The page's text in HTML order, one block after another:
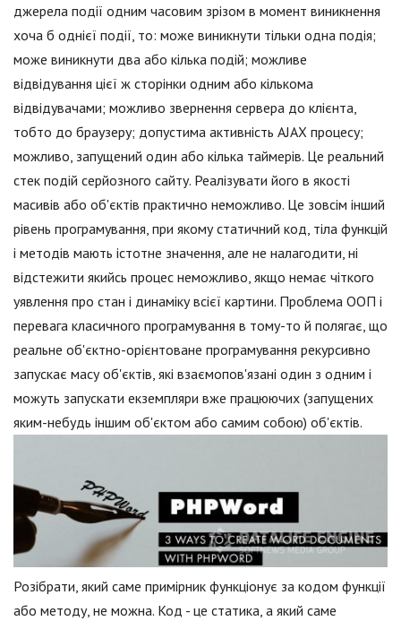
джерела події одним часовим зрізом в момент виникнення
хоча б однієї події, то: може виникнути тільки одна подія;
може виникнути два або кілька подій; можливе
відвідування цієї ж сторінки одним або кількома
відвідувачами; можливо звернення сервера до клієнта,
тобто до браузеру; допустима активність AJAX процесу;
можливо, запущений один або кілька таймерів. Це реальний
стек подій серйозного сайту. Реалізувати його в якості
масивів або об'єктів практично неможливо. Це зовсім інший
рівень програмування, при якому статичний код, тіла функцій
і методів мають істотне значення, але не налагодити, ні
відстежити якийсь процес неможливо, якщо немає чіткого
уявлення про стан і динаміку всієї картини. Проблема ООП і
перевага класичного програмування в тому-то й полягає, що
реальне об'єктно-орієнтоване програмування рекурсивно
запускає масу об'єктів, які взаємопов'язані один з одним і
можуть запускати екземпляри вже працюючих (запущених
яким-небудь іншим об'єктом або самим собою) об'єктів.
Розібрати, який саме примірник функціонує за кодом функції
або методу, не можна. Код - це статика, а який саме